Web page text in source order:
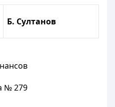
Б. Султанов
№ 279